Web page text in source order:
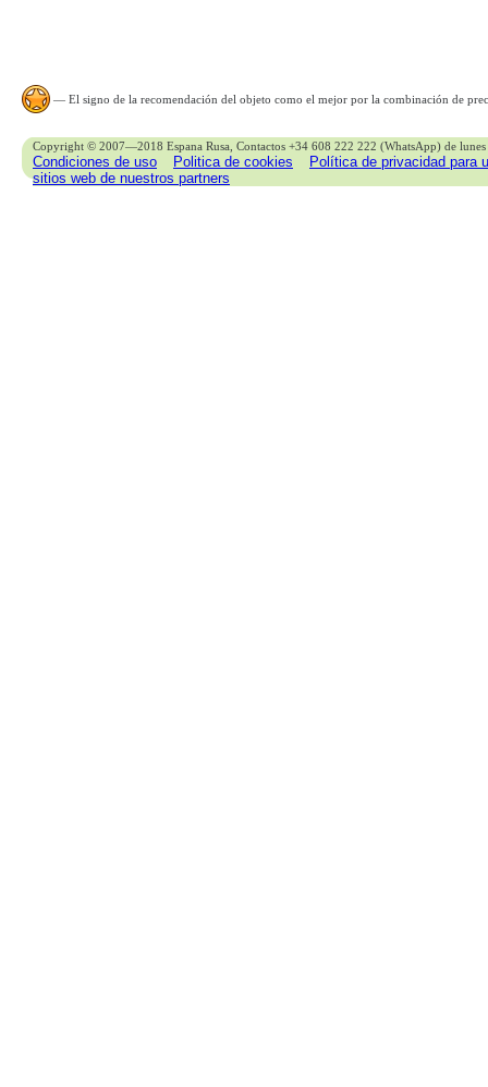
— El signo de la recomendación del objeto como el mejor por la combinación de
Copyright © 2007—2018 Espana Rusa, Contactos +34 608 222 222 (WhatsApp) de
Condiciones de uso Politica de cookies
Política de privacidad para
sitios web de nuestros partners